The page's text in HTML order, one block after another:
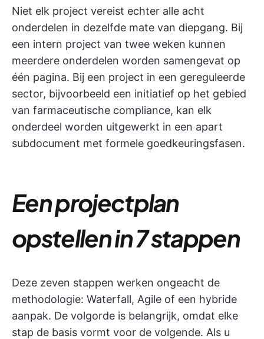
Niet elk project vereist echter alle acht
onderdelen in dezelfde mate van diepgang. Bij
een intern project van twee weken kunnen
meerdere onderdelen worden samengevat op
één pagina. Bij een project in een gereguleerde
sector, bijvoorbeeld een initiatief op het gebied
van farmaceutische compliance, kan elk
onderdeel worden uitgewerkt in een apart
subdocument met formele goedkeuringsfasen.
Een projectplan
opstellen in 7 stappen
Deze zeven stappen werken ongeacht de
methodologie: Waterfall, Agile of een hybride
aanpak. De volgorde is belangrijk, omdat elke
stap de basis vormt voor de volgende. Als u